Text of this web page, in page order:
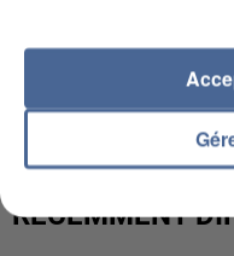
L’UN DES
MAFIA INTERPELLÉ
RÉCEMMENT